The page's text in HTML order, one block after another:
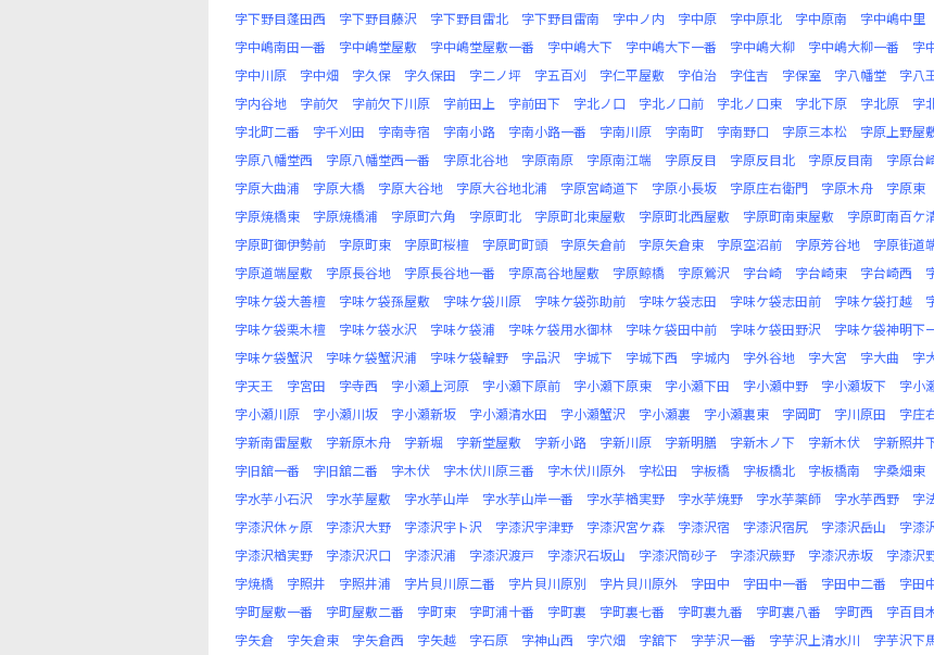
字下野目蓬田西
字下野目藤沢 字下野目雷北 字下野目雷南 字中ノ内 字中原 字中原北 字中原南 字中嶋中里
字中嶋南田一番
字中嶋堂屋敷 字中嶋堂屋敷一番 字中嶋大下 字中嶋大下一番 字中嶋大柳 字中嶋大柳一番 字
字中川原
字中畑 字久保 字久保田 字二ノ坪 字五百刈 字仁平屋敷 字伯治 字住吉 字保室 字八幡堂 字八
字内谷地
字前欠 字前欠下川原 字前田上 字前田下 字北ノ口 字北ノ口前 字北ノ口東 字北下原 字北原 字
字北町二番
字千刈田 字南寺宿 字南小路 字南小路一番 字南川原 字南町 字南野口 字原三本松 字原上野屋
字原八幡堂西
字原八幡堂西一番 字原北谷地 字原南原 字原南江端 字原反目 字原反目北 字原反目南 字原台
字原大曲浦
字原大橋 字原大谷地 字原大谷地北浦 字原宮崎道下 字原小長坂 字原庄右衛門 字原木舟 字原東
字原焼橋東
字原焼橋浦 字原町六角 字原町北 字原町北東屋敷 字原町北西屋敷 字原町南東屋敷 字原町南百ケ
字原町御伊勢前
字原町東 字原町桜檀 字原町町頭 字原矢倉前 字原矢倉東 字原空沼前 字原芳谷地 字原街道
字原道端屋敷
字原長谷地 字原長谷地一番 字原高谷地屋敷 字原鯨橋 字原鶯沢 字台崎 字台崎東 字台崎西
字味ケ袋大善檀
字味ケ袋孫屋敷 字味ケ袋川原 字味ケ袋弥助前 字味ケ袋志田 字味ケ袋志田前 字味ケ袋打越
字味ケ袋栗木檀
字味ケ袋水沢 字味ケ袋浦 字味ケ袋用水御林 字味ケ袋田中前 字味ケ袋田野沢 字味ケ袋神明下
字味ケ袋蟹沢
字味ケ袋蟹沢浦 字味ケ袋輪野 字品沢 字城下 字城下西 字城内 字外谷地 字大宮 字大曲 字
字天王
字宮田 字寺西 字小瀬上河原 字小瀬下原前 字小瀬下原東 字小瀬下田 字小瀬中野 字小瀬坂下 字小
字小瀬川原
字小瀬川坂 字小瀬新坂 字小瀬清水田 字小瀬蟹沢 字小瀬裏 字小瀬裏東 字岡町 字川原田 字庄
字新南雷屋敷
字新原木舟 字新堀 字新堂屋敷 字新小路 字新川原 字新明膳 字新木ノ下 字新木伏 字新照井
字旧舘一番
字旧舘二番 字木伏 字木伏川原三番 字木伏川原外 字松田 字板橋 字板橋北 字板橋南 字桑畑東
字水芋小石沢
字水芋屋敷 字水芋山岸 字水芋山岸一番 字水芋楢実野 字水芋焼野 字水芋薬師 字水芋西野 字
字漆沢休ヶ原
字漆沢大野 字漆沢宇ト沢 字漆沢宇津野 字漆沢宮ケ森 字漆沢宿 字漆沢宿尻 字漆沢岳山 字漆
字漆沢楢実野
字漆沢沢口 字漆沢浦 字漆沢渡戸 字漆沢石坂山 字漆沢筒砂子 字漆沢蕨野 字漆沢赤坂 字漆沢
字焼橋
字照井 字照井浦 字片貝川原二番 字片貝川原別 字片貝川原外 字田中 字田中一番 字田中二番 字田
字町屋敷一番
字町屋敷二番 字町東 字町浦十番 字町裏 字町裏七番 字町裏九番 字町裏八番 字町西 字百目
字矢倉
字矢倉東 字矢倉西 字矢越 字石原 字神山西 字穴畑 字舘下 字芋沢一番 字芋沢上清水川 字芋沢下